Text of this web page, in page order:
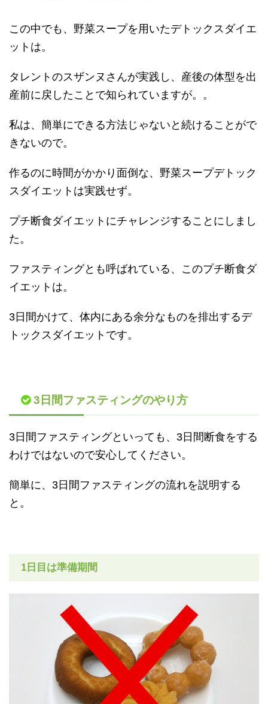
この中でも、野菜スープを用いたデトックスダイエ
ットは。
タレントのスザンヌさんが実践し、産後の体型を出
産前に戻したことで知られていますが。。
私は、簡単にできる方法じゃないと続けることがで
きないので。
作るのに時間がかかり面倒な、野菜スープデトック
スダイエットは実践せず。
プチ断食ダイエットにチャレンジすることにしまし
た。
ファスティングとも呼ばれている、このプチ断食ダ
イエットは。
3日間かけて、体内にある余分なものを排出するデ
トックスダイエットです。
3日間ファスティングのやり方
3日間ファスティングといっても、3日間断食をする
わけではないので安心してください。
簡単に、3日間ファスティングの流れを説明する
と。
1日目は準備期間